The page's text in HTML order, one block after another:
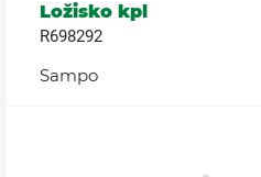
Ložisko kpl
R698292
Sampo